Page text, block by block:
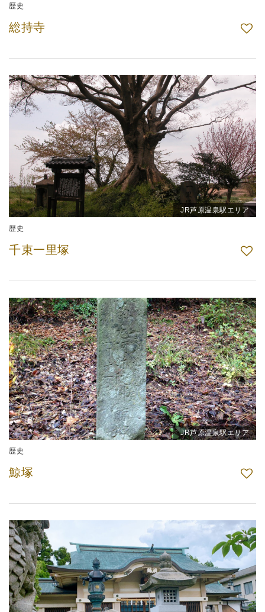
歴史
総持寺
JR芦原温泉駅エリア
歴史
千束一里塚
JR芦原温泉駅エリア
歴史
鯨塚